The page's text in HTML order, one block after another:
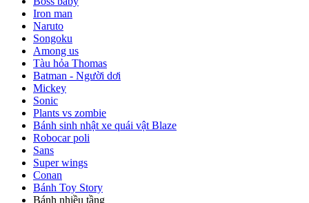
Iron man
Naruto
Songoku
Among us
Tàu hỏa Thomas
Batman - Người dơi
Mickey
Sonic
Plants vs zombie
Bánh sinh nhật xe quái vật Blaze
Robocar poli
Sans
Super wings
Conan
Bánh Toy Story
Bánh nhiều tầng